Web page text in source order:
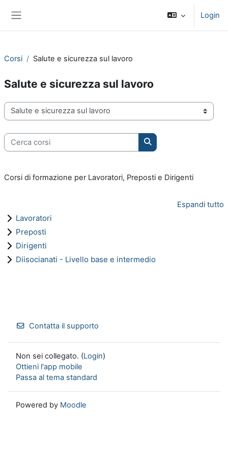
Login
Corsi Salute e sicurezza sul lavoro
Salute e sicurezza sul lavoro
Categorie di corso
Cerca corsi
Cerca corsi
Corsi di formazione per Lavoratori, Preposti e Dirigenti
Espandi tutto
Lavoratori
Preposti
Dirigenti
Diisocianati - Livello base e intermedio
Contatta il supporto
Non sei collegato. (Login)
Ottieni l'app mobile
Passa al tema standard
Powered by Moodle